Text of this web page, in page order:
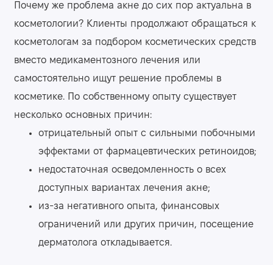
Почему же проблема акне до сих пор актуальна в
косметологии? Клиенты продолжают обращаться к
косметологам за подбором косметических средств
вместо медикаментозного лечения или
самостоятельно ищут решение проблемы в
косметике. По собственному опыту существует
несколько основных причин:
отрицательный опыт с сильными побочными
эффектами от фармацевтических ретиноидов;
недостаточная осведомленность о всех
доступных вариантах лечения акне;
из-за негативного опыта, финансовых
ограничений или других причин, посещение
дерматолога откладывается.